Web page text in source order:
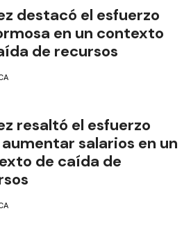
destacó el esfuerzo
en un contexto
de recursos
resaltó el esfuerzo
salarios en un
de caída de